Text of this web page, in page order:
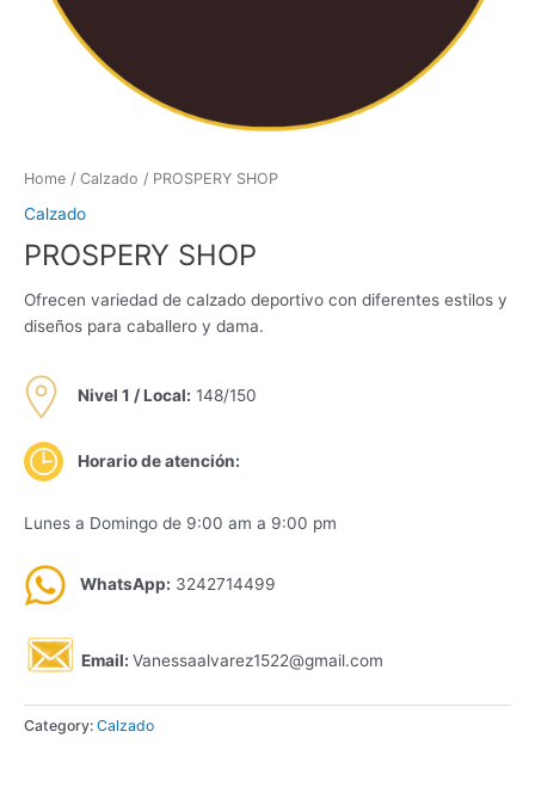
Home / Calzado / PROSPERY SHOP
Calzado
PROSPERY SHOP
Ofrecen variedad de calzado deportivo con diferentes estilos y
diseños para caballero y dama.
Nivel 1 /Local: 148/150
Horario de atención:
Lunes a Domingo de 9:00 am a 9:00 pm
WhatsApp: 3242714499
Email: Vanessaalvarez1522@gmail.com
Category: Calzado